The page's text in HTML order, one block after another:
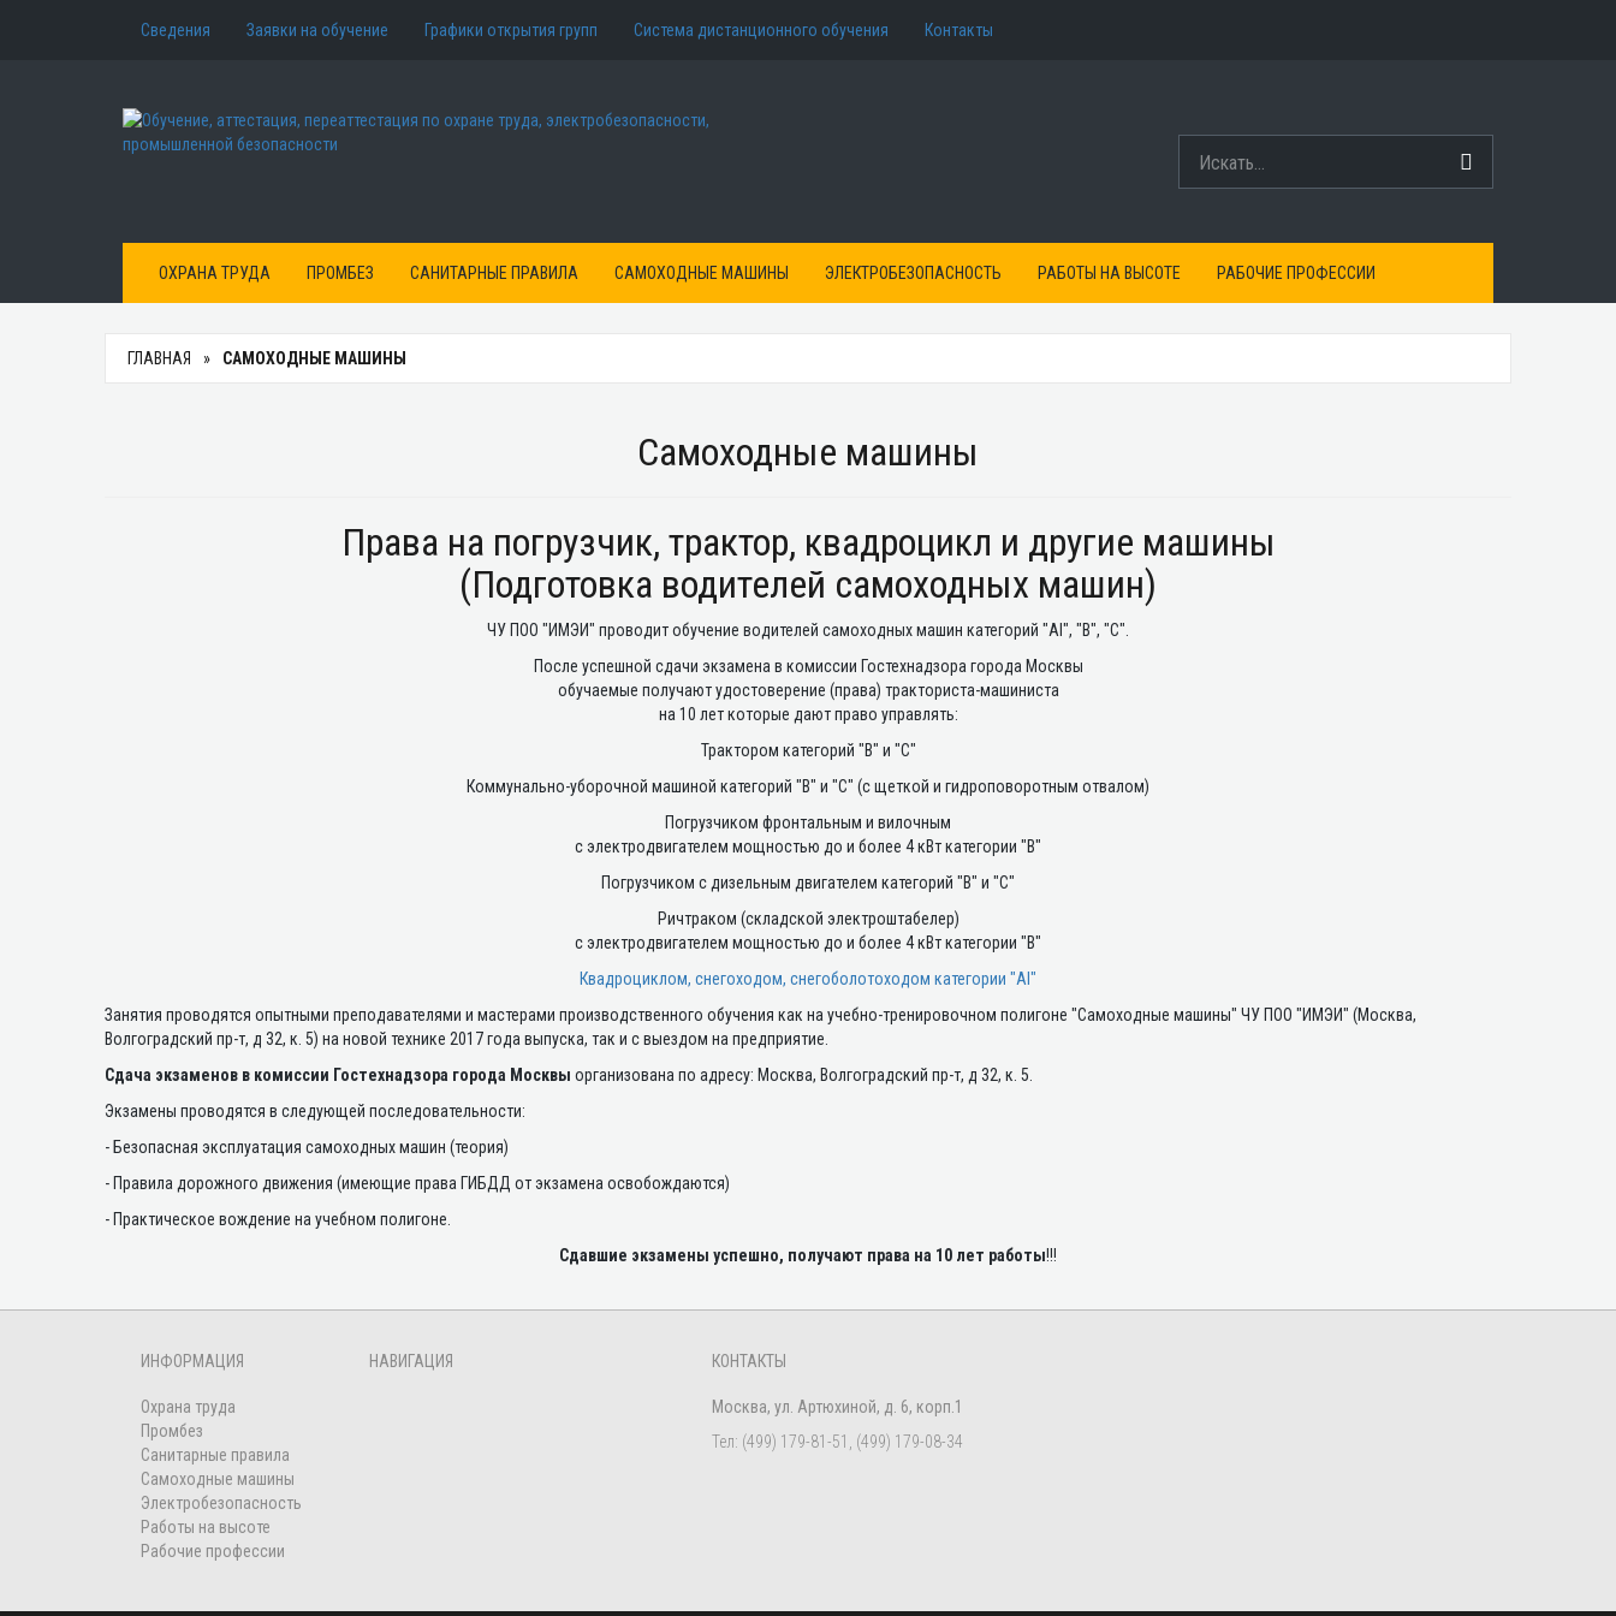
Сведения Заявки на обучение Графики открытия групп Cистема дистанционного обучения Контакты
ОХРАНА ТРУДА ПРОМБЕЗ САНИТАРНЫЕ ПРАВИЛА САМОХОДНЫЕ МАШИНЫ ЭЛЕКТРОБЕЗОПАСНОСТЬ РАБОТЫ НА ВЫСОТЕ РАБОЧИЕ ПРОФЕССИИ
ГЛАВНАЯ САМОХОДНЫЕ МАШИНЫ
Самоходные машины
Права на погрузчик, трактор, квадроцикл и другие машины
(Подготовка водителей самоходных машин)
ЧУ ПОО "ИМЭИ" проводит обучение водителей самоходных машин категорий "АI", "B", "С".
После успешной сдачи экзамена в комиссии Гостехнадзора города Москвы
обучаемые получают удостоверение (права) тракториста-машиниста
на 10 лет которые дают право управлять:
Трактором категорий "B" и "С"
Коммунально-уборочной машиной категорий "B" и "С" (с щеткой и гидроповоротным отвалом)
Погрузчиком фронтальным и вилочным
с электродвигателем мощностью до и более 4 кВт категории "B"
Погрузчиком с дизельным двигателем категорий "B" и "С"
Ричтраком (складской электроштабелер)
с электродвигателем мощностью до и более 4 кВт категории "B"
Квадроциклом, снегоходом, снегоболотоходом категории "АI"
Занятия проводятся опытными преподавателями и мастерами производственного обучения как на учебно-тренировочном полигоне "Самоходные машины" ЧУ ПОО "ИМЭИ" (Москва,
Волгоградский пр-т, д 32, к. 5) на новой технике 2017 года выпуска, так и с выездом на предприятие.
Сдача экзаменов в комиссии Гостехнадзора города Москвы организована по адресу: Москва, Волгоградский пр-т, д 32, к. 5.
Экзамены проводятся в следующей последовательности:
- Безопасная эксплуатация самоходных машин (теория)
- Правила дорожного движения (имеющие права ГИБДД от экзамена освобождаются)
- Практическое вождение на учебном полигоне.
Сдавшие экзамены успешно, получают права на 10 лет работы!!!
ИНФОРМАЦИЯ
Охрана труда
Промбез
Санитарные правила
Самоходные машины
Электробезопасность
Работы на высоте
Рабочие профессии
НАВИГАЦИЯ КОНТАКТЫ
Москва, ул. Артюхиной, д. 6, корп.1
Тел: (499) 179-81-51, (499) 179-08-34